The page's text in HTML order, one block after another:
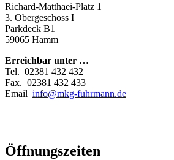
Richard-Matthaei-Platz 1
3. Obergeschoss I
Parkdeck B1
59065 Hamm
Erreichbar unter …
Tel. 02381 432 432
Fax. 02381 432 433
Email info@mkg-fuhrmann.de
Öffnungszeiten